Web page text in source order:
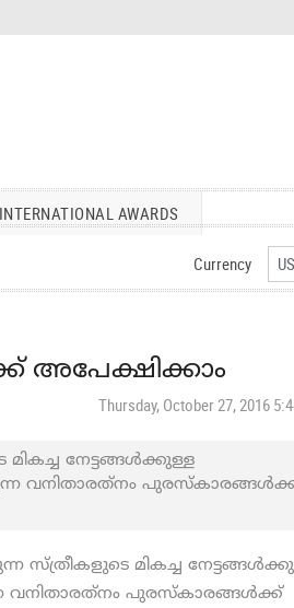
AWARDS
Currency
അപേക്ഷിക്കാം
Thursday, October 27, 2016
നേട്ടങ്ങള്‍ക്കുള്ള
വനിതാരത്‌നം
സ്ത്രീകളുടെ മികച്ച
വനിതാരത്‌നം പുരസ്‌കാരങ്ങള്‍ക്ക്